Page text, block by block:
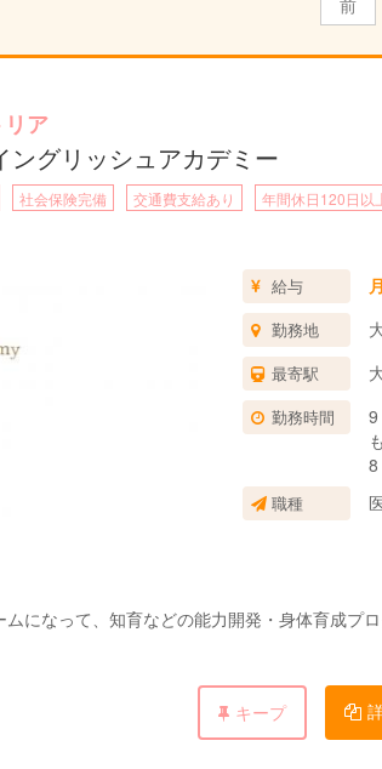
前
ア
ングリッシュアカデミー
社会保険完備 交通費支給あり 年間休日120日以
給与
勤務地
最寄駅
勤務時間
職種
になって、知育などの能力開発・身体育成プ
キープ